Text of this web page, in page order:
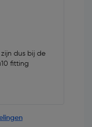
dus bij de
fitting